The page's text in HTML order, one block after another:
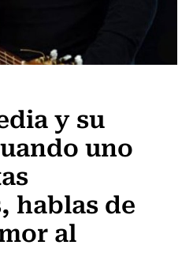
y su
uno
hablas de
al